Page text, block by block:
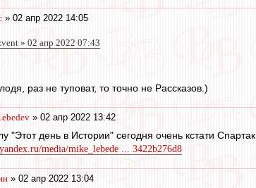
» 02 апр 2022 14:05
» 02 апр 2022 07:43
раз не туповат, то точно не Рассказов.)
» 02 апр 2022 13:42
"Этот день в Истории" сегодня очень кстати
media/mike_lebede ... 3422b276d8
» 02 апр 2022 13:04